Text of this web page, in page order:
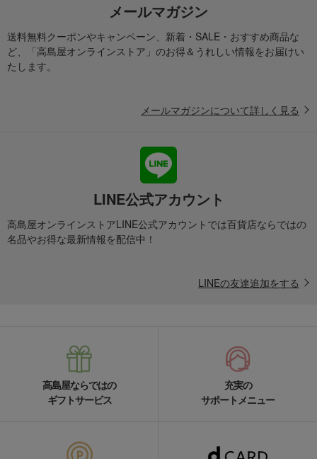
メールマガジン
送料無料クーポンやキャンペーン、新着・SALE・おすすめ商品な
ど、「高島屋オンラインストア」のお得＆うれしい情報をお届けい
たします。
メールマガジンについて詳しく見る
LINE公式アカウント
高島屋オンラインストアLINE公式アカウントでは百貨店ならではの
名品やお得な最新情報を配信中！
LINEの友達追加をする
高島屋ならではの
ギフトサービス
充実の
サポートメニュー